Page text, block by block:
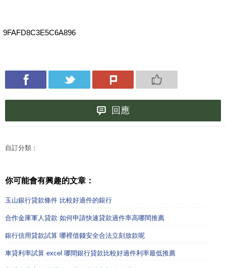
9FAFD8C3E5C6A896
回應
自訂分類：
你可能會有興趣的文章：
玉山銀行貸款條件 比較好過件的銀行
合作金庫軍人貸款 如何申請快速貸款過件率高哪間推薦
銀行信用貸款試算 哪裡借錢安全合法立刻放款呢
車貸利率試算 excel 哪間銀行貸款比較好過件利率最低推薦